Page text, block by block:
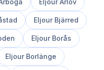
Eljour Arlöv
Eljour Bjärred
Eljour Borås
Eljour Borlänge